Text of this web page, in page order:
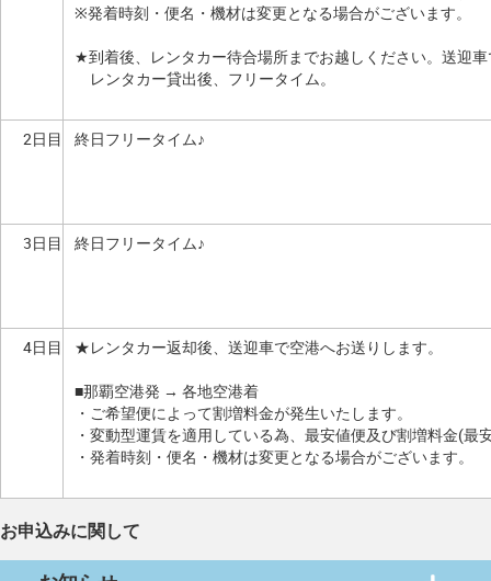
※発着時刻・便名・機材は変更となる場合がございます。
★到着後、レンタカー待合場所までお越しください。送迎
レンタカー貸出後、フリータイム。
2日目 終日フリータイム♪
3日目 終日フリータイム♪
4日目 ★レンタカー返却後、送迎車で空港へお送りします。
■那覇空港発 → 各地空港着
・ご希望便によって割増料金が発生いたします。
・変動型運賃を適用している為、最安値便及び割増料金(
・発着時刻・便名・機材は変更となる場合がございます。
お申込みに関して